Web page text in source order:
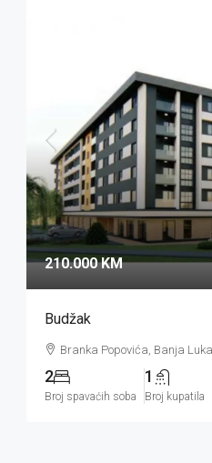
210.000 KM
Budžak
Branka Popovića, Banja
2
Broj spavaćih soba
1
Broj kupatila